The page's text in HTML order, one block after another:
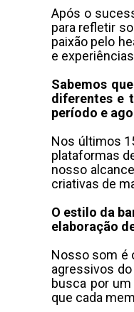
Após o
para refletir
paixão pelo
e
Sabemos
diferentes e
período e
Nos últimos
plataformas
nosso
criativas de
O estilo da
elaboração
Nosso som é
agressivos
busca por
que cada